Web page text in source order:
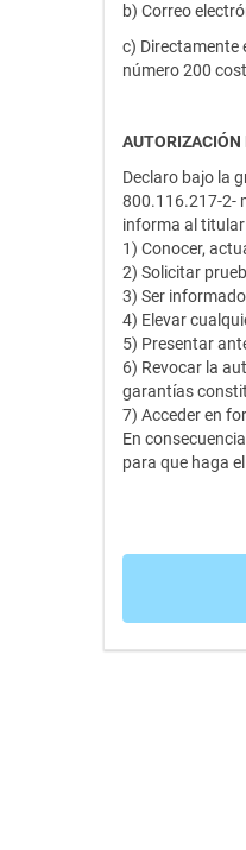
b) Correo
c) Directamente
número 200
AUTORIZACIÓN
Declaro bajo la
800.116.217-2-
informa al titular
1) Conocer,
2) Solicitar
3) Ser
4) Elevar
5) Presentar
6) Revocar la
garantías
7) Acceder en
En
para que haga